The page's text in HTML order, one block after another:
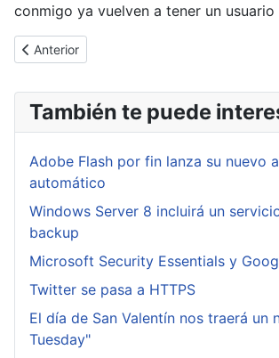
conmigo ya vuelven a tener un
Artículo anterior: Dropbox finalmente
Anterior
También te puede
Adobe Flash por fin lanza su nuevo
automático
Windows Server 8 incluirá un
backup
Microsoft Security Essentials y
Twitter se pasa a HTTPS
El día de San Valentín nos traerá un
Tuesday"